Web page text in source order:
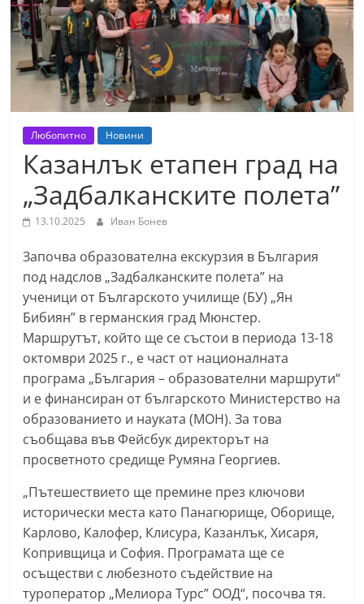
т
К
а
з
а
н
ъ
к
и
б
л
а
с
т
С
т
а
р
а
З
а
г
о
р
Любопитно Новини
Казанлък етапен град на
„Задбалканските полета”
13.10.2025 Иван Бонев
Започва образователна екскурзия в България
под надслов „Задбалканските полета” на
ученици от Българското училище (БУ) „Ян
Бибиян” в германския град Мюнстер.
Маршрутът, който ще се състои в периода 13-18
октомври 2025 г., е част от националната
програма „България – образователни маршрути“
и е финансиран от българското Министерство на
образованието и науката (МОН). За това
съобщава във Фейсбук директорът на
просветното средище Румяна Георгиев.
„Пътешествието ще премине през ключови
исторически места като Панагюрище, Оборище,
Карлово, Калофер, Клисура, Казанлък, Хисаря,
Копривщица и София. Програмата ще се
осъществи с любезното съдействие на
туроператор „Мелиора Турс” ООД“, посочва тя.